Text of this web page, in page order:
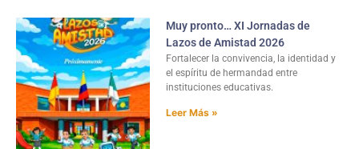
Muy pronto… XI Jornadas de
Lazos de Amistad 2026
Fortalecer la convivencia, la identidad y
el espíritu de hermandad entre
instituciones educativas.
Leer Más »